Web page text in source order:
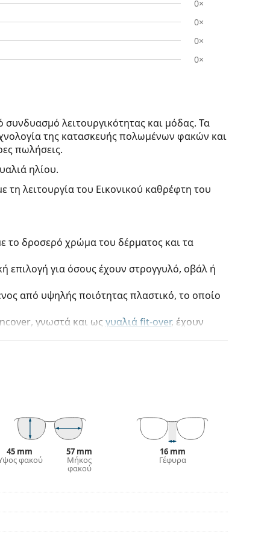
0×
0×
0×
0×
λειτουργικότητας και μόδας. Τα
της κατασκευής πολωμένων φακών και
πωλήσεις.
ηλίου.
τη λειτουργία του Εικονικού καθρέφτη του
το δροσερό χρώμα του δέρματος και τα
επιλογή για όσους έχουν στρογγυλό, οβάλ ή
από υψηλής ποιότητας πλαστικό, το οποίο
, γνωστά και ως γυαλιά fit-over, έχουν
όταν περνάτε την ημέρα σας στην παραλία.
45 mm
φακού
57 mm
Μήκος
φακού
16 mm
Γέφυρα